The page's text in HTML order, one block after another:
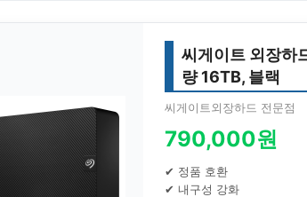
씨게이트 외장하
량 16TB, 블랙
씨게이트외장하드 전문점
790,000원
✔ 정품 호환
✔ 내구성 강화